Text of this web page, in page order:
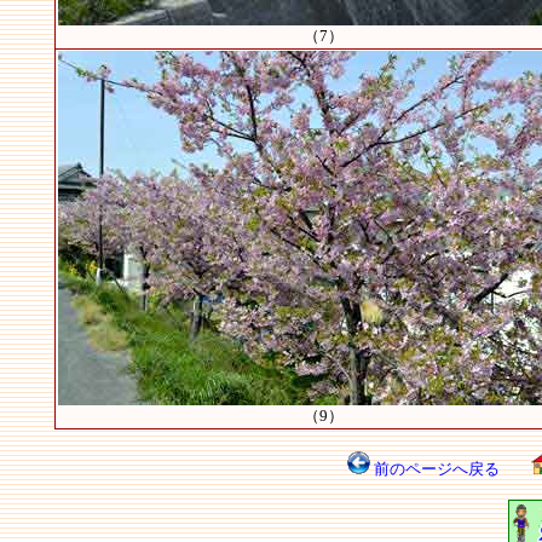
（7）
（9）
前のページへ戻る